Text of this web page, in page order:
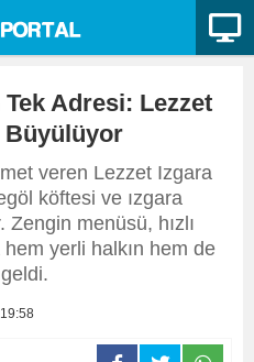
Tek Adresi: Lezzet
Büyülüyor
veren Lezzet Izgara
köftesi ve ızgara
menüsü, hızlı
yerli halkın hem de